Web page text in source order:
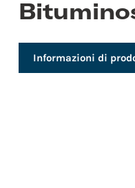
Informazioni di